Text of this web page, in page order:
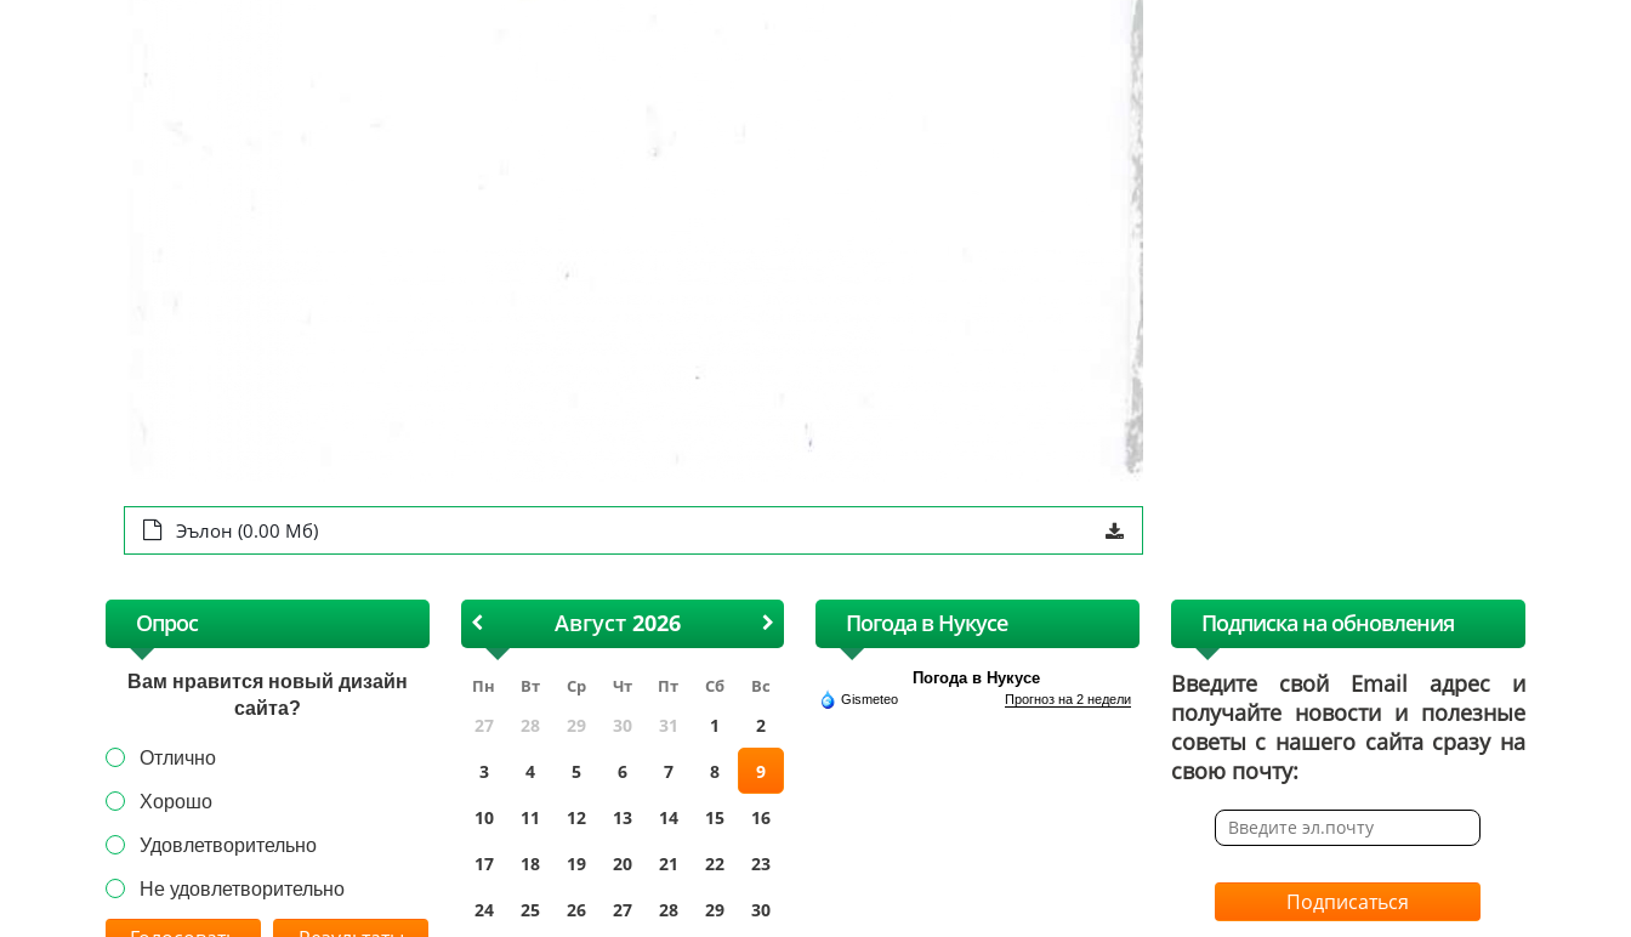
Эълон (0.00 Мб)
Опрос
Вам нравится новый дизайн
сайта?
Отлично
Хорошо
Удовлетворительно
Не удовлетворительно
Август
Пн Вт Ср Чт Пт Сб Вс
27 28 29 30 31 1
2
3
4 5 6 7 8
9
10
11 12 13 14 15
16
17
18 19 20 21 22
23
24
25 26 27 28 29 30
Погода в Нукусе
Погода в Нукусе
Gismeteo Прогноз на 2 недели
Подписка на обновления
Введите свой Email адрес и
получайте новости и полезные
советы с нашего сайта сразу на
свою почту:
Подписаться